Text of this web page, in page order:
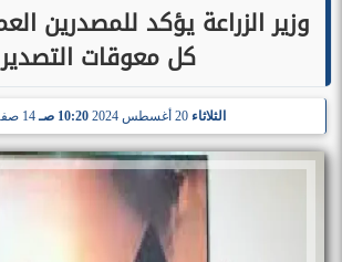
وزير الزراعة يؤكد للمصدرين
كل معوقات التصدير
الثلاثاء 20 أغسطس 2024 10:20 صـ 14 صفر 1446